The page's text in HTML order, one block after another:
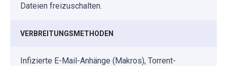
Dateien freizuschalten.
VERBREITUNGSMETHODEN
Infizierte E-Mail-Anhänge (Makros), Torrent-